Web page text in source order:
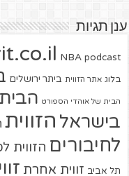
ענן תגיות
NBA podcast
בלוג אתר הזווית ביתר ירושלים
הבית של אוהדי הספורט
בישראל הזווית
לחיבורים הזווית
תל אביב זווית אחרת